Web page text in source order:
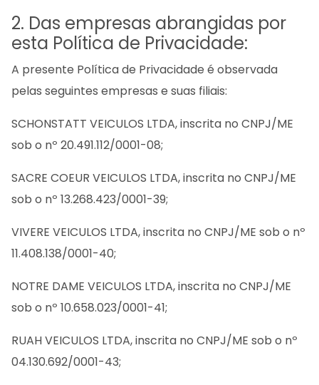
2. Das empresas abrangidas por
esta Política de Privacidade:
A presente Política de Privacidade é observada
pelas seguintes empresas e suas filiais:
SCHONSTATT VEICULOS LTDA, inscrita no CNPJ/ME
sob o nº 20.491.112/0001-08;
SACRE COEUR VEICULOS LTDA, inscrita no CNPJ/ME
sob o nº 13.268.423/0001-39;
VIVERE VEICULOS LTDA, inscrita no CNPJ/ME sob o nº
11.408.138/0001-40;
NOTRE DAME VEICULOS LTDA, inscrita no CNPJ/ME
sob o nº 10.658.023/0001-41;
RUAH VEICULOS LTDA, inscrita no CNPJ/ME sob o nº
04.130.692/0001-43;